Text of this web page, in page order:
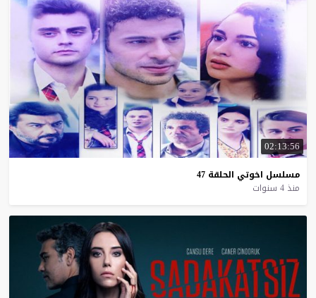
02:13:56
مسلسل اخوتي الحلقة 47
منذ 4 سنوات